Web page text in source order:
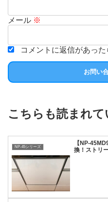
メール ※
コメントに返信があった
こちらも読まれて
NP-45シリーズ
【NP-
換！ストリ